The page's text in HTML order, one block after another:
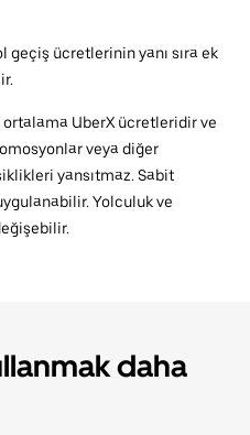
geçiş ücretlerinin yanı sıra ek
UberX ücretleridir ve
veya diğer
yansıtmaz. Sabit
Yolculuk ve
daha